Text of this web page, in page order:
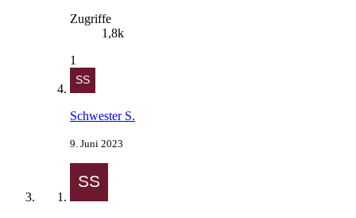
Zugriffe
1,8k
1
Schwester S.
9. Juni 2023